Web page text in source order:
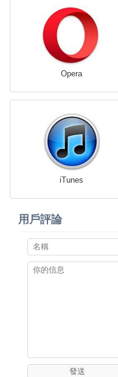
Opera
iTunes
用戶評論